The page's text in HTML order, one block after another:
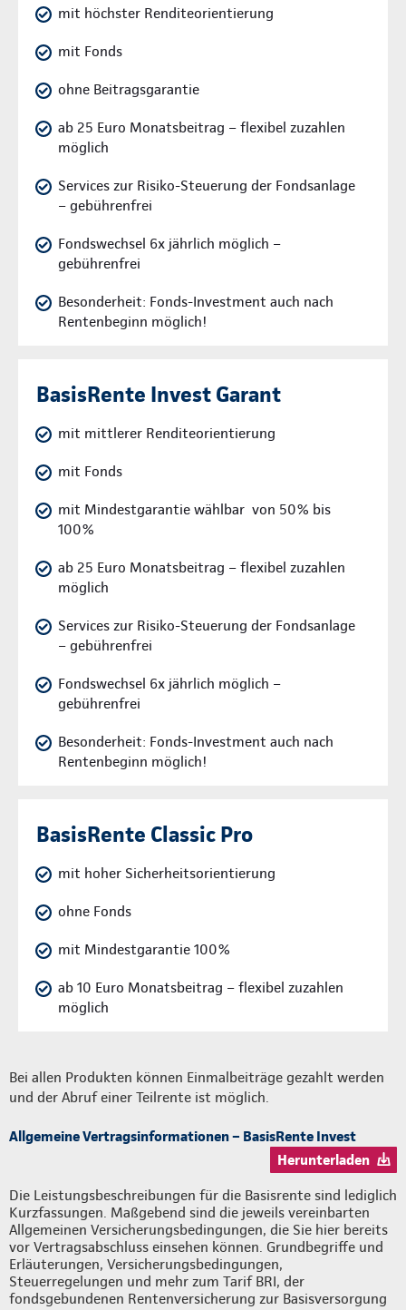
mit höchster Renditeorientierung
mit Fonds
ohne Beitragsgarantie
ab 25 Euro Monatsbeitrag – flexibel zuzahlen
möglich
Services zur Risiko-Steuerung der Fondsanlage
– gebührenfrei
Fondswechsel 6x jährlich möglich –
gebührenfrei
Besonderheit: Fonds-Investment auch nach
Rentenbeginn möglich!
BasisRente Invest Garant
mit mittlerer Renditeorientierung
mit Fonds
mit Mindestgarantie wählbar von 50% bis
100%
ab 25 Euro Monatsbeitrag – flexibel zuzahlen
möglich
Services zur Risiko-Steuerung der Fondsanlage
– gebührenfrei
Fondswechsel 6x jährlich möglich –
gebührenfrei
Besonderheit: Fonds-Investment auch nach
Rentenbeginn möglich!
BasisRente Classic Pro
mit hoher Sicherheitsorientierung
ohne Fonds
mit Mindestgarantie 100%
ab 10 Euro Monatsbeitrag – flexibel zuzahlen
möglich
Bei allen Produkten können Einmalbeiträge gezahlt werden
und der Abruf einer Teilrente ist möglich.
Allgemeine Vertragsinformationen – BasisRente Invest
Herunterladen
Die Leistungsbeschreibungen für die Basisrente sind lediglich
Kurzfassungen. Maßgebend sind die jeweils vereinbarten
Allgemeinen Versicherungsbedingungen, die Sie hier bereits
vor Vertragsabschluss einsehen können. Grundbegriffe und
Erläuterungen, Versicherungsbedingungen,
Steuerregelungen und mehr zum Tarif BRI, der
fondsgebundenen Rentenversicherung zur Basisversorgung